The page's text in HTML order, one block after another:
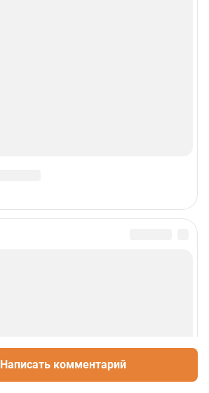
Написать комментарий